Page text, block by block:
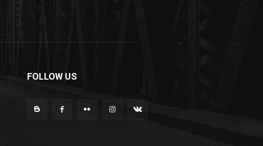
FOLLOW US